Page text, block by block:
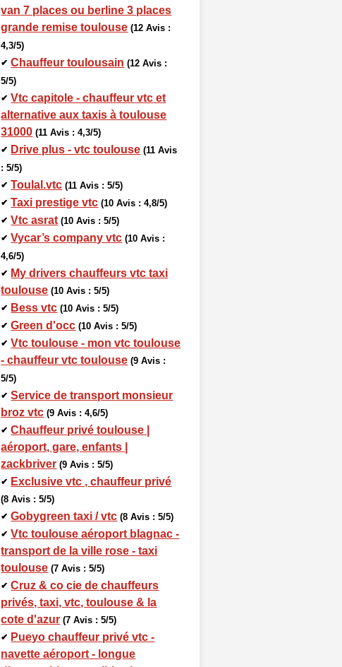
van 7 places ou berline 3 places
grande remise toulouse (12 Avis :
4,3/5)
✔ Chauffeur toulousain (12 Avis :
5/5)
✔ Vtc capitole - chauffeur vtc et
alternative aux taxis à toulouse
31000 (11 Avis : 4,3/5)
✔ Drive plus - vtc toulouse (11 Avis
: 5/5)
✔ Toulal.vtc (11 Avis : 5/5)
✔ Taxi prestige vtc (10 Avis : 4,8/5)
✔ Vtc asrat (10 Avis : 5/5)
✔ Vycar’s company vtc (10 Avis :
4,6/5)
✔ My drivers chauffeurs vtc taxi
toulouse (10 Avis : 5/5)
✔ Bess vtc (10 Avis : 5/5)
✔ Green d'occ (10 Avis : 5/5)
✔ Vtc toulouse - mon vtc toulouse
- chauffeur vtc toulouse (9 Avis :
5/5)
✔ Service de transport monsieur
broz vtc (9 Avis : 4,6/5)
✔ Chauffeur privé toulouse |
aéroport, gare, enfants |
zackbriver (9 Avis : 5/5)
✔ Exclusive vtc , chauffeur privé
(8 Avis : 5/5)
✔ Gobygreen taxi / vtc (8 Avis : 5/5)
✔ Vtc toulouse aéroport blagnac -
transport de la ville rose - taxi
toulouse (7 Avis : 5/5)
✔ Cruz & co cie de chauffeurs
privés, taxi, vtc, toulouse & la
cote d'azur (7 Avis : 5/5)
✔ Pueyo chauffeur privé vtc -
navette aéroport - longue